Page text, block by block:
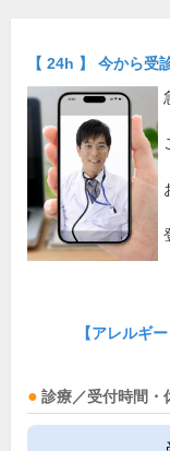
【 24h 】 今から受
【アレルギ
診療／受付時間・